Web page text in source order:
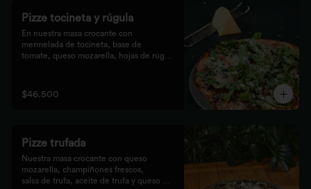
Pizze tocineta y rúgula
En nuestra masa crocante con
mermelada de tocineta, base de
tomate, queso mozarella, hojas de rúgula
$46.500
Pizze trufada
Nuestra masa crocante con queso
mozarella, champiñones frescos,
salsa de trufa, aceite de trufa y queso